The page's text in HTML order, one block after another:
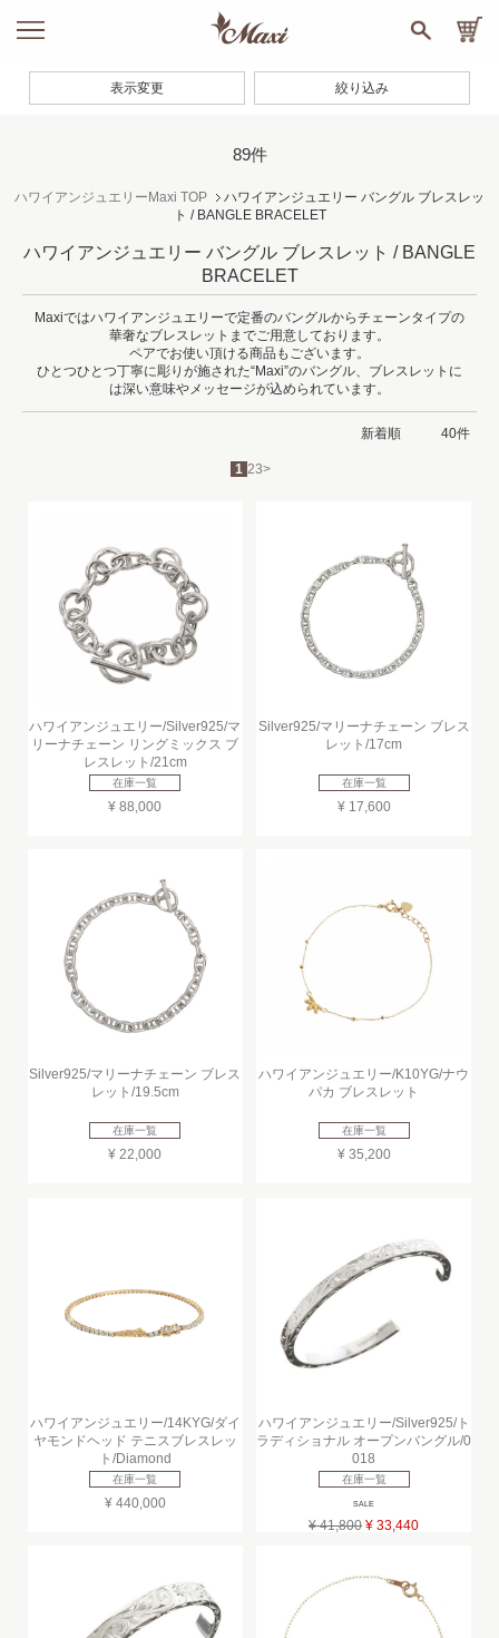
89件
ハワイアンジュエリーMaxi TOP
ハワイアンジュエリー バングル ブレスレッ
ト / BANGLE BRACELET
ハワイアンジュエリー バングル ブレスレット / BANGLE
BRACELET
Maxiではハワイアンジュエリーで定番のバングルからチェーンタイプの
華奢なブレスレットまでご用意しております。
ペアでお使い頂ける商品もございます。
ひとつひとつ丁寧に彫りが施された“Maxi”のバングル、ブレスレットに
は深い意味やメッセージが込められています。
1 23>
ハワイアンジュエリー/Silver925/マ
リーナチェーン リングミックス ブ
レスレット/21cm
在庫一覧
¥ 88,000
Silver925/マリーナチェーン ブレス
レット/17cm
在庫一覧
¥ 17,600
Silver925/マリーナチェーン ブレス
レット/19.5cm
在庫一覧
¥ 22,000
ハワイアンジュエリー/K10YG/ナウ
パカ ブレスレット
在庫一覧
¥ 35,200
ハワイアンジュエリー/14KYG/ダイ
ヤモンドヘッド テニスブレスレッ
ト/Diamond
在庫一覧
¥ 440,000
ハワイアンジュエリー/Silver925/ト
ラディショナル オープンバングル/0
018
在庫一覧
SALE
¥ 41,800 ¥ 33,440
表示変更 絞り込み